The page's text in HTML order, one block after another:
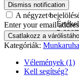
5 690
Dismiss notification
A négyzet
Enter your email
Csatlakozz a
Kategóriák: Munkaruha
Vélemények (1)
Kell segítség?